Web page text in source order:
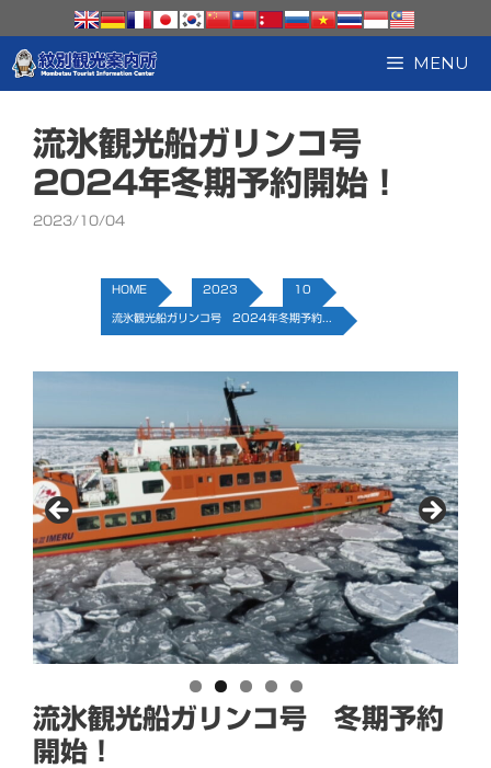
ン
テ
ン
MENU
流氷観光船ガリンコ号
2024年冬期予約開始！
2023/10/04
HOME 2023 10
流氷観光船ガリンコ号 2024年冬期予約...
流氷観光船ガリンコ号 冬期予約
開始！